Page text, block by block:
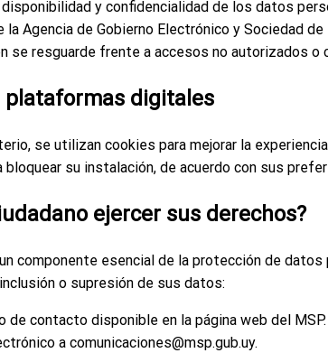
y confidencialidad de los datos
Agencia de Gobierno Electrónico y Sociedad
se resguarde frente a accesos no autorizados o
plataformas digitales
se utilizan cookies para mejorar la
su instalación, de acuerdo con sus
ejercer sus derechos?
componente esencial de la protección de
o supresión de sus datos:
de contacto disponible en la página web del MSP.
a comunicaciones@msp.gub.uy.